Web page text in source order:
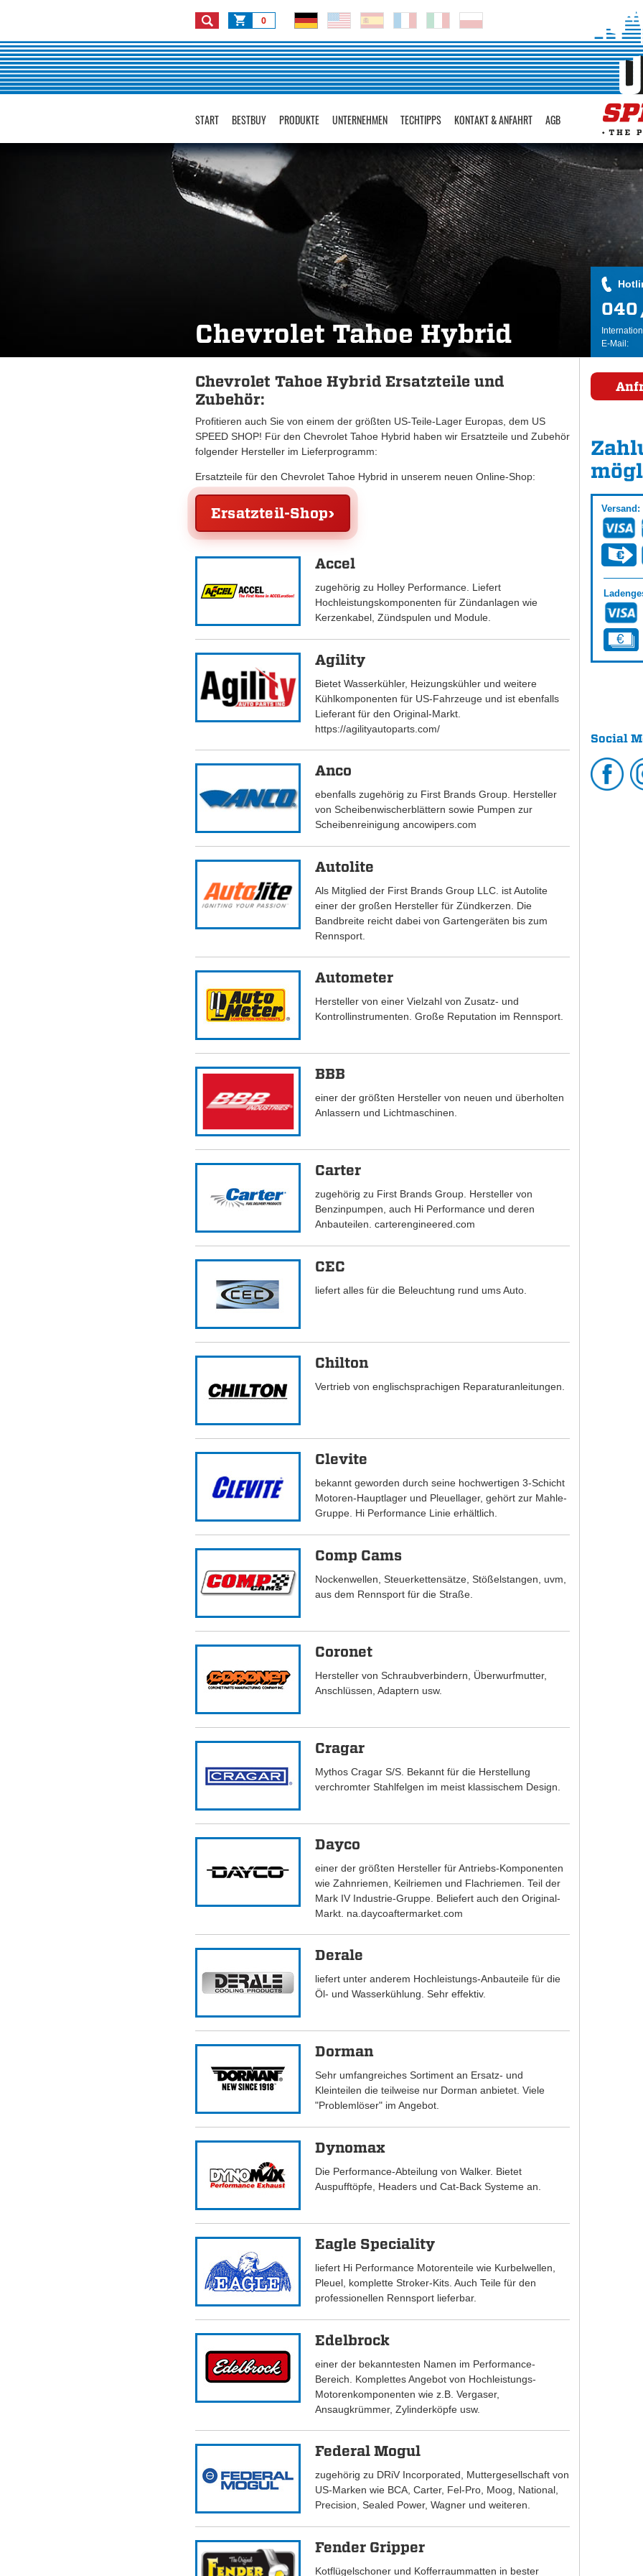
0
START BESTBUY PRODUKTE UNTERNEHMEN TECHTIPPS KONTAKT & ANFAHRT AGB
Chevrolet Tahoe Hybrid
040
E-Mail:
Chevrolet Tahoe Hybrid Ersatzteile und
Zubehör:
Profitieren auch Sie von einem der größten US-Teile-Lager Europas, dem US
SPEED SHOP! Für den Chevrolet Tahoe Hybrid haben wir Ersatzteile und Zubehör
folgender Hersteller im Lieferprogramm:
Ersatzteile für den Chevrolet Tahoe Hybrid in unserem neuen Online-Shop:
Ersatzteil-Shop
Accel
zugehörig zu Holley Performance. Liefert
Hochleistungskomponenten für Zündanlagen wie
Kerzenkabel, Zündspulen und Module.
Agility
Bietet Wasserkühler, Heizungskühler und weitere
Kühlkomponenten für US-Fahrzeuge und ist ebenfalls
Lieferant für den Original-Markt.
https://agilityautoparts.com/
Anco
ebenfalls zugehörig zu First Brands Group. Hersteller
von Scheibenwischerblättern sowie Pumpen zur
Scheibenreinigung ancowipers.com
Autolite
Als Mitglied der First Brands Group LLC. ist Autolite
einer der großen Hersteller für Zündkerzen. Die
Bandbreite reicht dabei von Gartengeräten bis zum
Rennsport.
Autometer
Hersteller von einer Vielzahl von Zusatz- und
Kontrollinstrumenten. Große Reputation im Rennsport.
BBB
einer der größten Hersteller von neuen und überholten
Anlassern und Lichtmaschinen.
Carter
zugehörig zu First Brands Group. Hersteller von
Benzinpumpen, auch Hi Performance und deren
Anbauteilen. carterengineered.com
CEC
liefert alles für die Beleuchtung rund ums Auto.
Chilton
Vertrieb von englischsprachigen Reparaturanleitungen.
Clevite
bekannt geworden durch seine hochwertigen 3-Schicht
Motoren-Hauptlager und Pleuellager, gehört zur Mahle-
Gruppe. Hi Performance Linie erhältlich.
Comp Cams
Nockenwellen, Steuerkettensätze, Stößelstangen, uvm,
aus dem Rennsport für die Straße.
Coronet
Hersteller von Schraubverbindern, Überwurfmutter,
Anschlüssen, Adaptern usw.
Cragar
Mythos Cragar S/S. Bekannt für die Herstellung
verchromter Stahlfelgen im meist klassischem Design.
Dayco
einer der größten Hersteller für Antriebs-Komponenten
wie Zahnriemen, Keilriemen und Flachriemen. Teil der
Mark IV Industrie-Gruppe. Beliefert auch den Original-
Markt. na.daycoaftermarket.com
Derale
liefert unter anderem Hochleistungs-Anbauteile für die
Öl- und Wasserkühlung. Sehr effektiv.
Dorman
Sehr umfangreiches Sortiment an Ersatz- und
Kleinteilen die teilweise nur Dorman anbietet. Viele
"Problemlöser" im Angebot.
Dynomax
Die Performance-Abteilung von Walker. Bietet
Auspufftöpfe, Headers und Cat-Back Systeme an.
Eagle Speciality
liefert Hi Performance Motorenteile wie Kurbelwellen,
Pleuel, komplette Stroker-Kits. Auch Teile für den
professionellen Rennsport lieferbar.
Edelbrock
einer der bekanntesten Namen im Performance-
Bereich. Komplettes Angebot von Hochleistungs-
Motorenkomponenten wie z.B. Vergaser,
Ansaugkrümmer, Zylinderköpfe usw.
Federal Mogul
zugehörig zu DRiV Incorporated, Muttergesellschaft von
US-Marken wie BCA, Carter, Fel-Pro, Moog, National,
Precision, Sealed Power, Wagner und weiteren.
Fender Gripper
Kotflügelschoner und Kofferraummatten in bester
Versand:
Social